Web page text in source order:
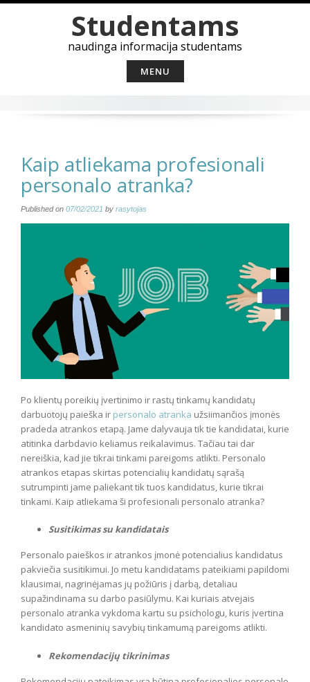
Studentams
naudinga informacija studentams
MENU
Kaip atliekama profesionali
personalo atranka?
Published on 07/02/2021 by rasytojas
Po klientų poreikių įvertinimo ir rastų tinkamų kandidatų
darbuotojų paieška ir personalo atranka užsiimančios įmonės
pradeda atrankos etapą. Jame dalyvauja tik tie kandidatai, kurie
atitinka darbdavio keliamus reikalavimus. Tačiau tai dar
nereiškia, kad jie tikrai tinkami pareigoms atlikti. Personalo
atrankos etapas skirtas potencialių kandidatų sąrašą
sutrumpinti jame paliekant tik tuos kandidatus, kurie tikrai
tinkami. Kaip atliekama ši profesionali personalo atranka?
Susitikimas su kandidatais
Personalo paieškos ir atrankos įmonė potencialius kandidatus
pakviečia susitikimui. Jo metu kandidatams pateikiami papildomi
klausimai, nagrinėjamas jų požiūris į darbą, detaliau
supažindinama su darbo pasiūlymu. Kai kuriais atvejais
personalo atranka vykdoma kartu su psichologu, kuris įvertina
kandidato asmeninių savybių tinkamumą pareigoms atlikti.
Rekomendacijų tikrinimas